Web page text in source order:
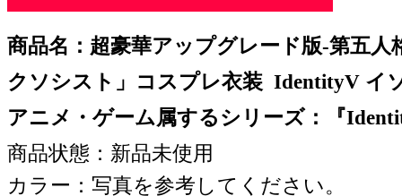
商品名：超豪華アップグレード版-第五人
クソシスト」コスプレ衣装 IdentityV イ
アニメ・ゲーム属するシリーズ：『
商品状態：新品未使用
カラー：写真を参考してください。